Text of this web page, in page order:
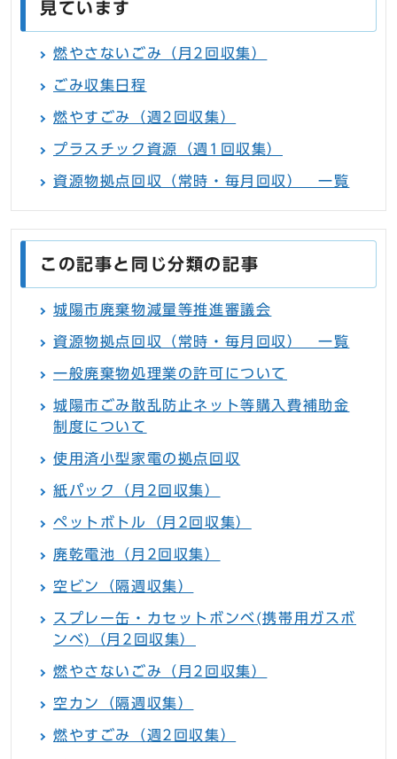
見ています
燃やさないごみ（月2回収集）
ごみ収集日程
燃やすごみ（週2回収集）
プラスチック資源（週1回収集）
資源物拠点回収（常時・毎月回収） 一覧
この記事と同じ分類の記事
城陽市廃棄物減量等推進審議会
資源物拠点回収（常時・毎月回収） 一覧
一般廃棄物処理業の許可について
城陽市ごみ散乱防止ネット等購入費補助金
制度について
使用済小型家電の拠点回収
紙パック（月2回収集）
ペットボトル（月2回収集）
廃乾電池（月2回収集）
空ビン（隔週収集）
スプレー缶・カセットボンベ(携帯用ガスボ
ンベ)（月2回収集）
燃やさないごみ（月2回収集）
空カン（隔週収集）
燃やすごみ（週2回収集）